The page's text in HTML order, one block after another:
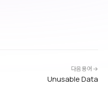
다음 용어 →
Unusable Data